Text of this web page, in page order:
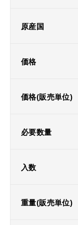
原産国
価格
価格(販売単位)
必要数量
入数
重量(販売単位)